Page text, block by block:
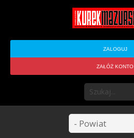
ZALOGUJ
ZAŁÓŻ KONTO